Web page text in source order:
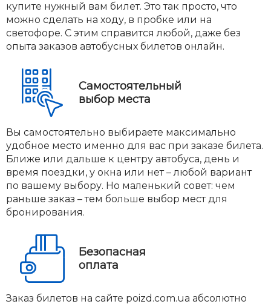
купите нужный вам билет. Это так просто, что
можно сделать на ходу, в пробке или на
светофоре. С этим справится любой, даже без
опыта заказов автобусных билетов онлайн.
Самостоятельный
выбор места
Вы самостоятельно выбираете максимально
удобное место именно для вас при заказе билета.
Ближе или дальше к центру автобуса, день и
время поездки, у окна или нет – любой вариант
по вашему выбору. Но маленький совет: чем
раньше заказ – тем больше выбор мест для
бронирования.
Безопасная
оплата
Заказ билетов на сайте poizd.com.ua абсолютно